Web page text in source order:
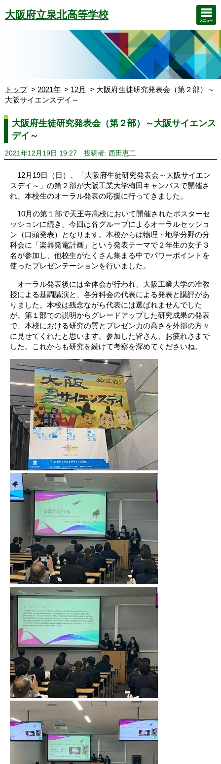
大阪府立泉北高等学校
トップ 2021年 12月
大阪府生徒研究発表会（第２部）～
大阪サイエンスデイ～
大阪府生徒研究発表会（第２部）～大阪サイエンス
デイ～
2021年12月19日 19:27 投稿者: 西田恵二
12月19日（日）、「大阪府生徒研究発表会～大阪サイエン
スデイ～」の第２部が大阪工業大学梅田キャンパスで開催さ
れ、本校生のオーラル発表の応援に行ってきました。
10月の第１部で天王寺高校において開催されたポスターセ
ッションに続き、今回は各グループによるオーラルセッショ
ン（口頭発表）となります。本校からは物理・地学分野の分
科会に「楽器発電計画」という発表テーマで２年生の女子３
名が参加し、他校生がたくさん集まる中でパワーポイントを
使ったプレゼンテーションを行いました。
オーラル発表後には全体会が行われ、大阪工業大学の准教
授による基調講演と、各分科会の代表による発表と講評があ
りました。本校は残念ながら代表には選ばれませんでした
が、第１部での説明からグレードアップした研究成果の発表
で、本校における研究の質とプレゼン力の高さを外部の方々
に見せてくれたと思います。参加した皆さん、お疲れさまで
した。これからも研究を続けて考察を深めてくださいね。